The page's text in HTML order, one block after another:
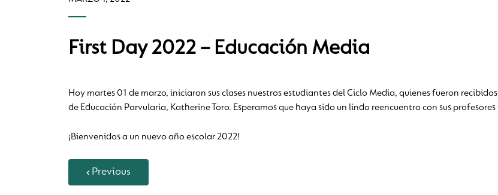
First Day 2022 – Educación Media
Hoy martes 01 de marzo, iniciaron sus clases nuestros estudiantes del Ciclo Media, quienes fueron
de Educación Parvularia, Katherine Toro. Esperamos que haya sido un lindo reencuentro con sus
¡Bienvenidos a un nuevo año escolar 2022!
Previous